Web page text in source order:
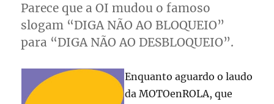
Parece que a OI mudou o famoso
slogam “DIGA NÃO AO BLOQUEIO”
para “DIGA NÃO AO DESBLOQUEIO”.
Enquanto aguardo o laudo
da MOTOenROLA, que